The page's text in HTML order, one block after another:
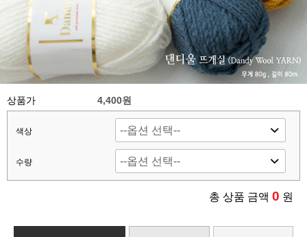
상품가 4,400원
색상
수량
총 상품 금액 0 원